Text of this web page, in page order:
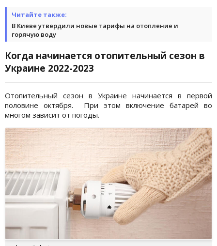
Читайте также:
В Киеве утвердили новые тарифы на отопление и
горячую воду
Когда начинается отопительный сезон в
Украине 2022-2023
Отопительный сезон в Украине начинается в первой
половине октября. При этом включение батарей во
многом зависит от погоды.